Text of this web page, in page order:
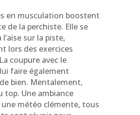
en musculation boostent
de la perchiste. Elle se
sur la piste,
lors des exercices
coupure avec le
faire également
bien. Mentalement,
top. Une ambiance
une météo clémente, tous